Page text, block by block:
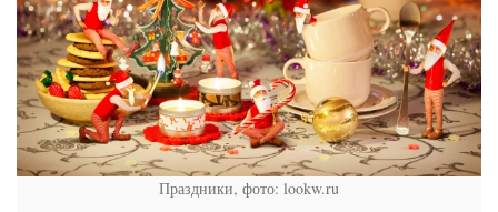
Праздники, фото: lookw.ru